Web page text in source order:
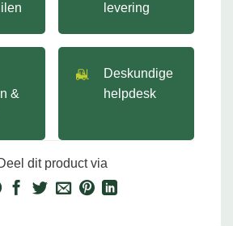
levering
&
Deskundige
helpdesk
dit product via